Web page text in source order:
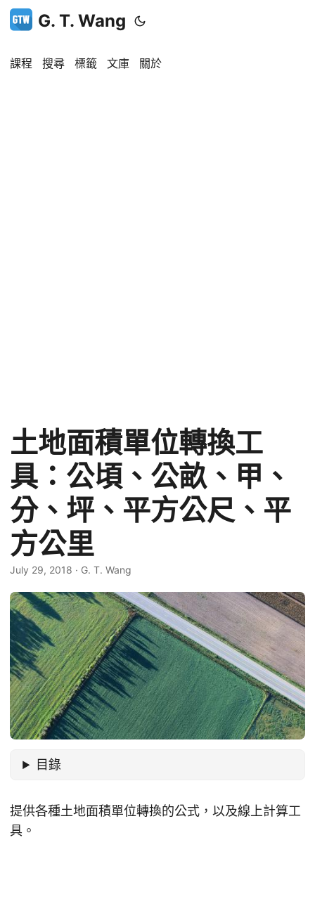
G. T. Wang
課程 搜尋 標籤 文庫 關於
土地面積單位轉換工
具：公頃、公畝、甲、
分、坪、平方公尺、平
方公里
July 29, 2018 · G. T. Wang
目錄
提供各種土地面積單位轉換的公式，以及線上計算工
具。